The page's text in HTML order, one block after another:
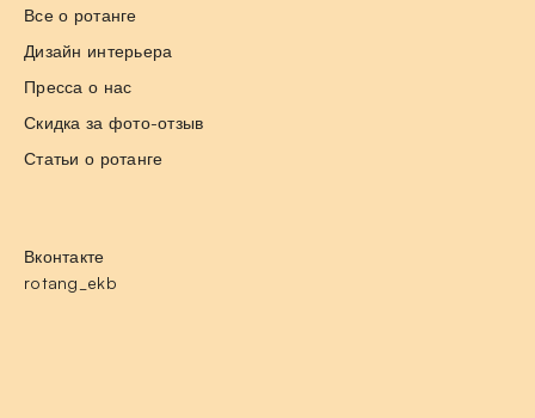
Все о ротанге
Дизайн интерьера
Пресса о нас
Скидка за фото-отзыв
Статьи о ротанге
Вконтакте
rotang_ekb